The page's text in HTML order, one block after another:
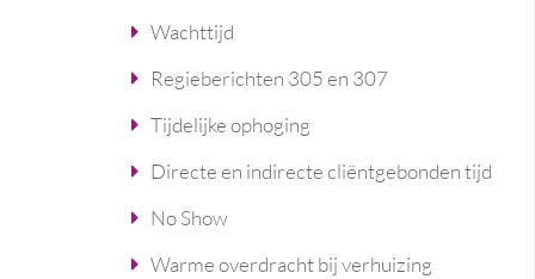
Wachttijd
Regieberichten 305 en 307
Tijdelijke ophoging
Directe en indirecte cliëntgebonden tijd
No Show
Warme overdracht bij verhuizing